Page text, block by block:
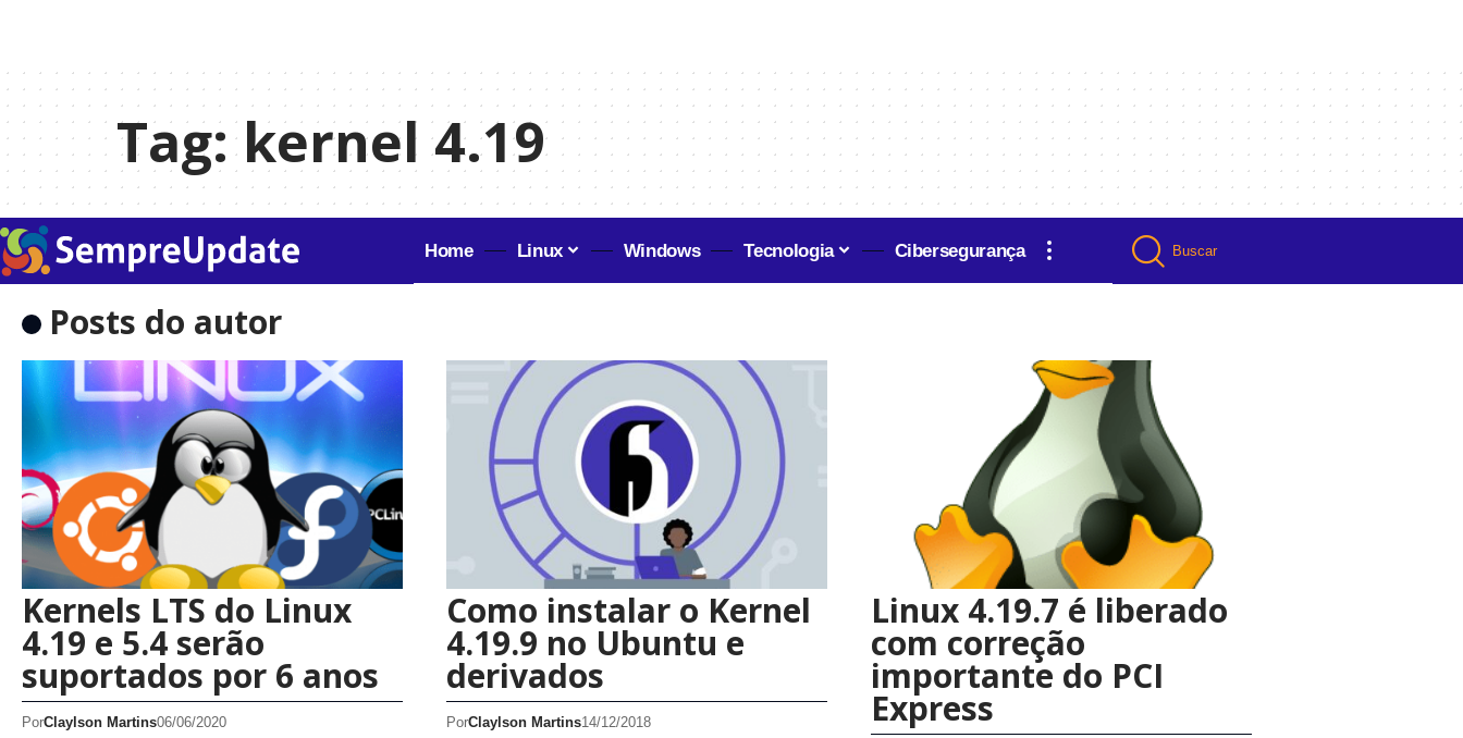
Tag:kernel 4.19
Home Linux Windows Tecnologia Cibersegurança Buscar
Posts do autor
Kernels LTS do Linux
4.19 e 5.4 serão
suportados por 6 anos
PorClaylson Martins06/06/2020
Como instalar o Kernel
4.19.9 no Ubuntu e
derivados
PorClaylson Martins14/12/2018
Linux 4.19.7 é liberado
com correção
importante do PCI
Express